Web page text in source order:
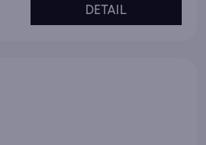
DETAIL